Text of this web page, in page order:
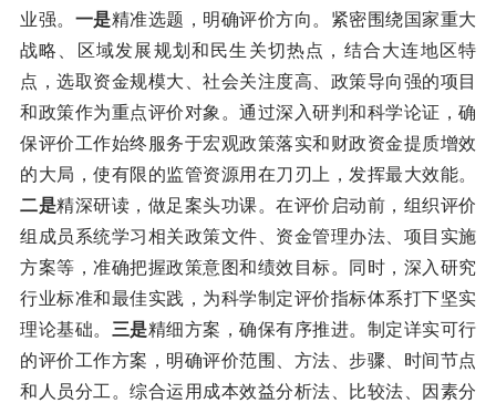
业强。 一是精准选题，明确评价方向。紧密围绕国家重大
战略、区域发展规划和民生关切热点，结合大连地区特
点，选取资金规模大、社会关注度高、政策导向强的项目
和政策作为重点评价对象。通过深入研判和科学论证，确
保评价工作始终服务于宏观政策落实和财政资金提质增效
的大局，使有限的监管资源用在刀刃上，发挥最大效能。
二是精深研读，做足案头功课。在评价启动前，组织评价
组成员系统学习相关政策文件、资金管理办法、项目实施
方案等，准确把握政策意图和绩效目标。同时，深入研究
行业标准和最佳实践，为科学制定评价指标体系打下坚实
理论基础。 三是精细方案，确保有序推进。制定详实可行
的评价工作方案，明确评价范围、方法、步骤、时间节点
和人员分工。综合运用成本效益分析法、比较法、因素分